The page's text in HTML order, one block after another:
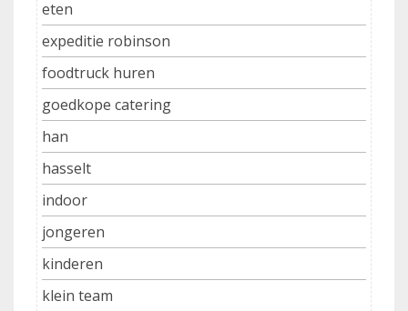
eten
expeditie robinson
foodtruck huren
goedkope catering
han
hasselt
indoor
jongeren
kinderen
klein team